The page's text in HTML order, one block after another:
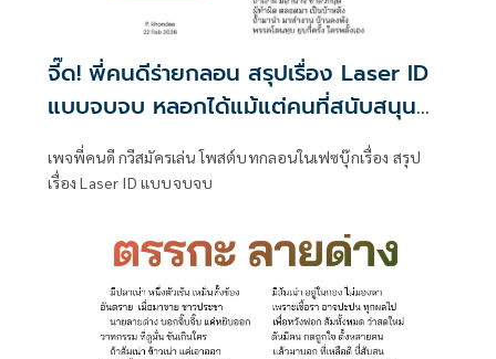
จี๊ด! พี่คนดีร่ายกลอน สรุปเรื่อง Laser ID
แบบจบจบ หลอกได้แม้แต่คนที่สนับสนุน
ตนเอง
เพจพี่คนดี กวีสมัครเล่น โพสต์บทกลอนในเฟซบุ๊กเรื่อง สรุป
เรื่อง Laser ID แบบจบจบ